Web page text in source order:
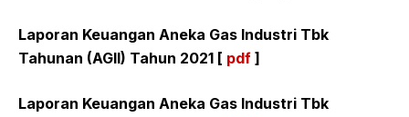
Laporan Keuangan Aneka Gas Industri Tbk
Tahunan (AGII) Tahun 2021 [ pdf ]
Laporan Keuangan Aneka Gas Industri Tbk